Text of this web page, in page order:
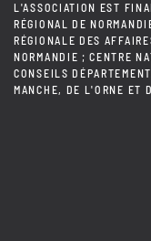
L'ASSOCIATION EST
RÉGIONAL DE
RÉGIONALE DES
NORMANDIE ; CENTRE
CONSEILS
MANCHE, DE L'ORNE ET